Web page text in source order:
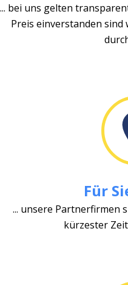
... bei uns gelten
Preis einverstanden
Für
... unsere Partnerfirmen
kürzester